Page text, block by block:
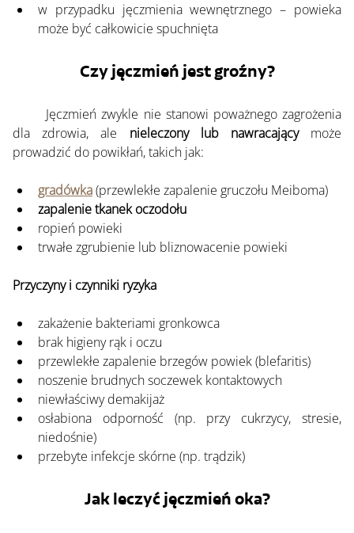
w przypadku jęczmienia wewnętrznego – powieka
może być całkowicie spuchnięta
Czy jęczmień jest groźny?
dla zdrowia, ale nieleczony lub nawracający może
prowadzić do powikłań, takich jak:
gradówka (przewlekłe zapalenie gruczołu Meiboma)
zapalenie tkanek oczodołu
ropień powieki
trwałe zgrubienie lub bliznowacenie powieki
Przyczyny i czynniki ryzyka
zakażenie bakteriami gronkowca
brak higieny rąk i oczu
przewlekłe zapalenie brzegów powiek (blefaritis)
noszenie brudnych soczewek kontaktowych
niewłaściwy demakijaż
osłabiona odporność (np. przy cukrzycy, stresie,
niedośnie)
przebyte infekcje skórne (np. trądzik)
Jak leczyć jęczmień oka?